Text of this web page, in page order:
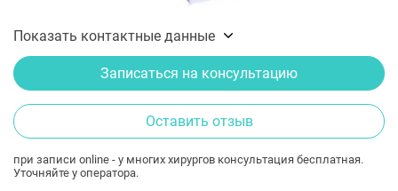
Показать контактные данные
Записаться на консультацию
Оставить отзыв
при записи online - у многих хирургов консультация бесплатная.
Уточняйте у оператора.